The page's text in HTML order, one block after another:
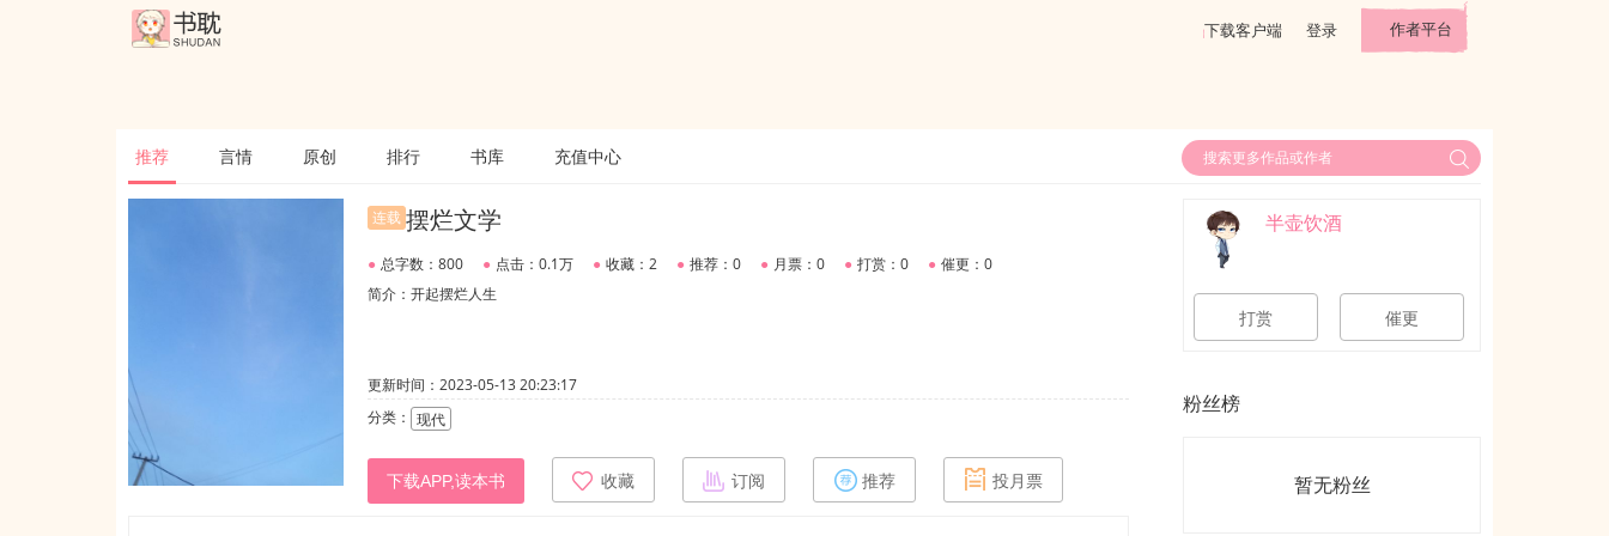
下载客户端 登录 作者平台
推荐 言情 原创 排行 书库 充值中心
连载 摆烂文学
● 总字数：800 ● 点击：0.1万 ● 收藏：2 ● 推荐：0 ● 月票：0 ● 打赏：0 ● 催更：0
简介：开起摆烂人生
更新时间：2023-05-13 20:23:17
分类： 现代
下载APP,读本书 收藏 订阅 推荐 投月票
半壶饮酒
打赏 催更
粉丝榜
暂无粉丝